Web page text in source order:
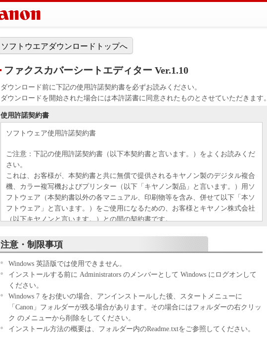
ソフトウエアダウンロードトップへ
ファクスカバーシートエディター Ver.1.10
ダウンロード前に下記の使用許諾契約書を必ずお読みください。
ダウンロードを開始された場合には本許諾書に同意されたものとさせていただきます。
使用許諾契約書
ソフトウェア使用許諾契約書
ご注意：下記の使用許諾契約書（以下本契約書と言います。）をよくお読みくだ
さい。
これは、お客様が、本契約書と共に無償で提供されるキヤノン製のデジタル複合
機、カラー複写機およびプリンター（以下「キヤノン製品」と言います。）用ソ
フトウェア（本契約書以外の各マニュアル、印刷物等を含み、併せて以下「本ソ
フトウェア」と言います。）をご使用になるための、お客様とキヤノン株式会社
（以下キヤノンと言います。）との間の契約書です。
お客様は、『同意』を示す下記のボタンをクリックした時点、または「本ソフト
ウェア」のインストールのいずれかをもって、本契約書に同意したことになりま
す。
お客様が本契約書に同意できない場合、「本ソフトウェア」を使用することはで
きません。
１．許諾
(1) キヤノンは、お客様が「キヤノン製品」を利用する目的のために、「キヤノ
ン製品」に直接またはネットワークを通じ接続される複数のコンピューター（以
注意・制限事項
Windows 英語版では使用できません。
インストールする前に Administrators のメンバーとして Windows にログオンして
ください。
Windows 7 をお使いの場合、アンインストールした後、スタートメニューに
「Canon」フォルダーが残る場合があります。その場合にはフォルダーの右クリッ
ク のメニューから削除をしてください。
インストール方法の概要は、フォルダー内のReadme.txtをご参照してください。